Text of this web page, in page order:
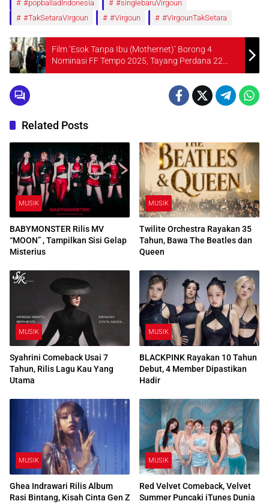
#popballadIndonesia
#singlebaruVirgoun
#TakSetaraVirgoun
#Virgoun #VirgounTakSetara
Film ‘Esok Tanpa Ibu (Mothernet)’ Borong 4
Nominasi FF Tempo 2025, Tayang Perdana 22
Januari 2026
Related Posts
MUSIK
BABYMONSTER Rilis MV
“MOON” , Tampilkan Sisi Gelap
Misterius
MUSIK
Twilite Orchestra Rayakan 35
Tahun, Bawa The Beatles dan
Queen
MUSIK
Syahrini Comeback Usai 7
Tahun, Rilis Lagu Kau Yang
Utama
MUSIK
BLACKPINK Rayakan 10 Tahun
Debut, 4 Member Dipastikan
Hadir
MUSIK
Ghea Indrawari Rilis Album
Rasi Bintang, Kisah Cinta Gen Z
MUSIK
Red Velvet Comeback, Velvet
Summer Puncaki iTunes Dunia